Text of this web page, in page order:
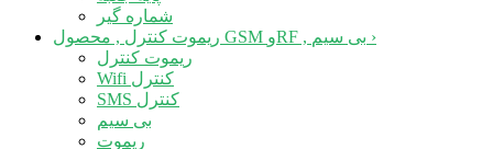
شماره گیر
›
ریموت کنترل
Wifi کنترل
SMS کنترل
بی سیم
ریموت